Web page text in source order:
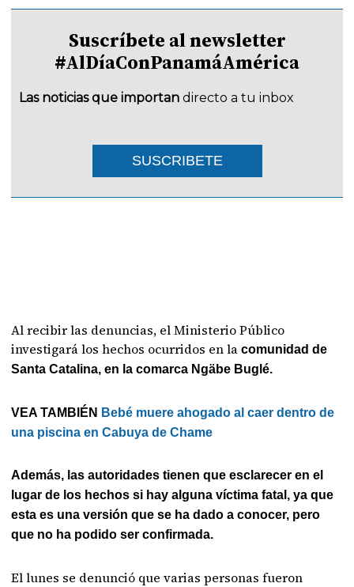
Suscríbete al newsletter
#AlDíaConPanamáAmérica
Las noticias que importan directo a tu inbox
SUSCRIBETE
Al recibir las denuncias, el Ministerio Público
investigará los hechos ocurridos en la comunidad de
Santa Catalina, en la comarca Ngäbe Buglé.
VEA TAMBIÉN Bebé muere ahogado al caer dentro de
una piscina en Cabuya de Chame
Además, las autoridades tienen que esclarecer en el
lugar de los hechos si hay alguna víctima fatal, ya que
esta es una versión que se ha dado a conocer, pero
que no ha podido ser confirmada.
El lunes se denunció que varias personas fueron